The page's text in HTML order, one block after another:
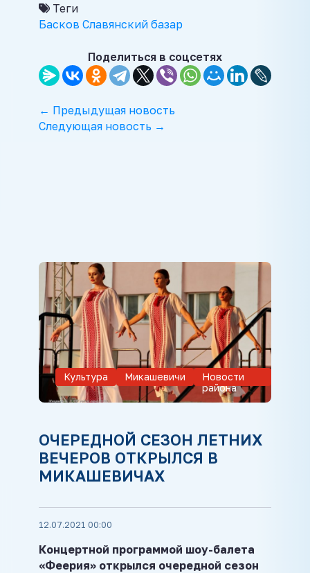
Теги
Басков Славянский базар
Поделиться в соцсетях
← Предыдущая новость
Следующая новость →
Культура Микашевичи
Новости
района
ОЧЕРЕДНОЙ СЕЗОН ЛЕТНИХ
ВЕЧЕРОВ ОТКРЫЛСЯ В
МИКАШЕВИЧАХ
12.07.2021 00:00
Концертной программой шоу-балета
«Феерия» открылся очередной сезон